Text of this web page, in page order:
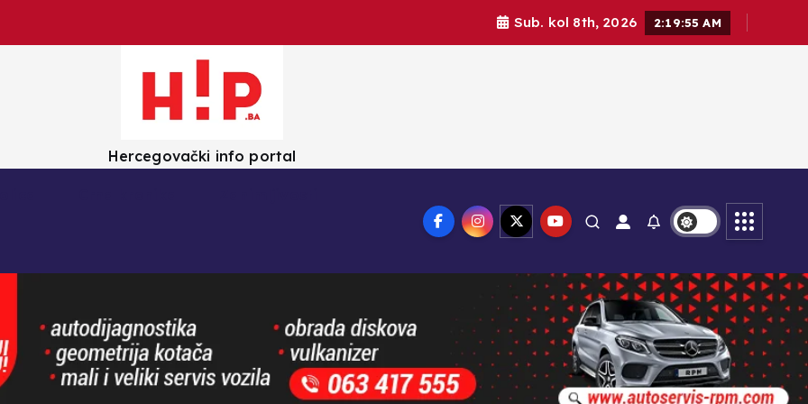
Sub. kol 8th, 2026 2:19:56 AM
Hercegovački info portal